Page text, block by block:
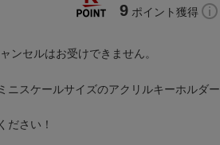
9 ポイント獲得
ンセルはお受けできません。
ニスケールサイズのアクリルキーホルダー
ださい！